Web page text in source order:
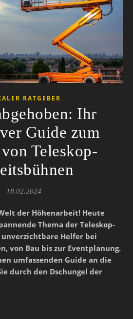
RATGEBER
Ihr
Guide zum
Teleskop-
18.02.2024
der Höhenarbeit! Heute
Thema der Teleskop-
Helfer bei
von Bau bis zur Eventplanung.
umfassenden Guide an die
durch den Dschungel der